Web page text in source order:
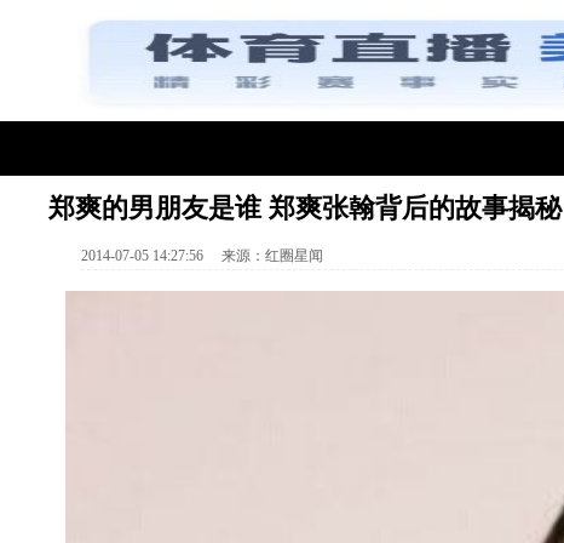
郑爽的男朋友是谁 郑爽张翰背后的故事揭秘
2014-07-05 14:27:56 来源：红圈星闻